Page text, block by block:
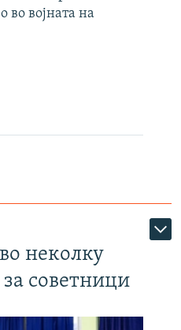
во војната на
неколку
советници